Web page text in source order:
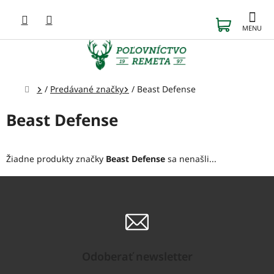
obsah
KOŠÍK
Domov
/ Predávané značky / Beast Defense
Beast Defense
Žiadne produkty značky Beast Defense sa nenašli...